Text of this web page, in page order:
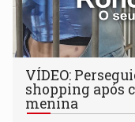
VÍDEO:
shopping após
menina